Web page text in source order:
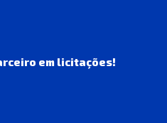
em licitações!